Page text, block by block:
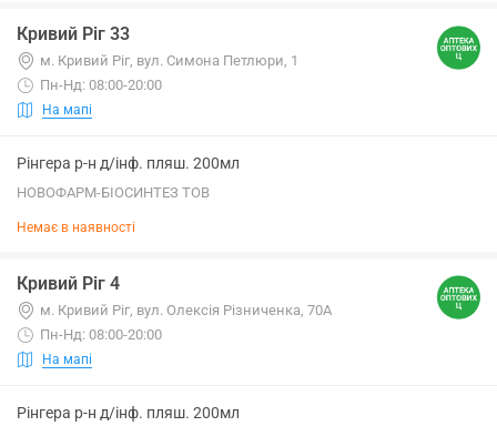
Кривий Ріг 33
м. Кривий Ріг, вул. Симона Петлюри, 1
Пн-Нд: 08:00-20:00
На мапі
Рінгера р-н д/інф. пляш. 200мл
НОВОФАРМ-БІОСИНТЕЗ ТОВ
Немає в наявності
Кривий Ріг 4
м. Кривий Ріг, вул. Олексія Різниченка, 70А
Пн-Нд: 08:00-20:00
На мапі
Рінгера р-н д/інф. пляш. 200мл